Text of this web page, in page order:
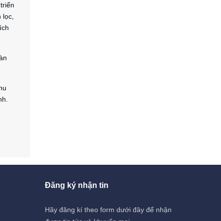
Đăng ký nhận tin
Hãy đăng kí theo form dưới đây để nhận